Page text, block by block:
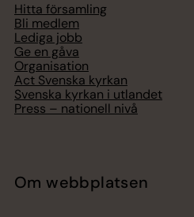
Hitta församling
Bli medlem
Lediga jobb
Ge en gåva
Organisation
Act Svenska kyrkan
Svenska kyrkan i utlandet
Press – nationell nivå
Om webbplatsen